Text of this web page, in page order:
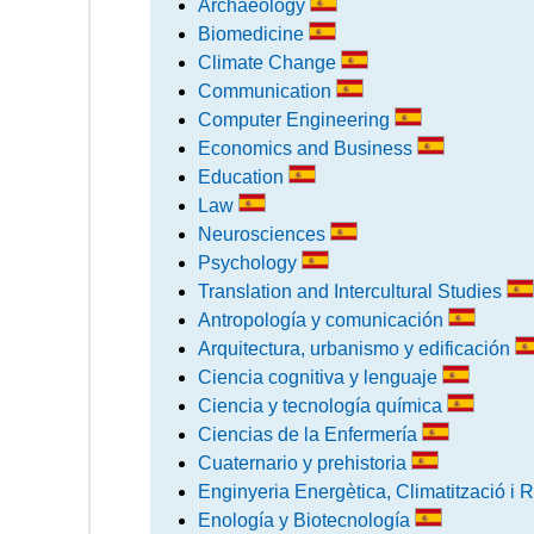
Archaeology
Biomedicine
Climate Change
Communication
Computer Engineering
Economics and Business
Education
Law
Neurosciences
Psychology
Translation and Intercultural Studies
Antropología y comunicación
Arquitectura, urbanismo y edificación
Ciencia cognitiva y lenguaje
Ciencia y tecnología química
Ciencias de la Enfermería
Cuaternario y prehistoria
Enginyeria Energètica, Climatització i
Enología y Biotecnología